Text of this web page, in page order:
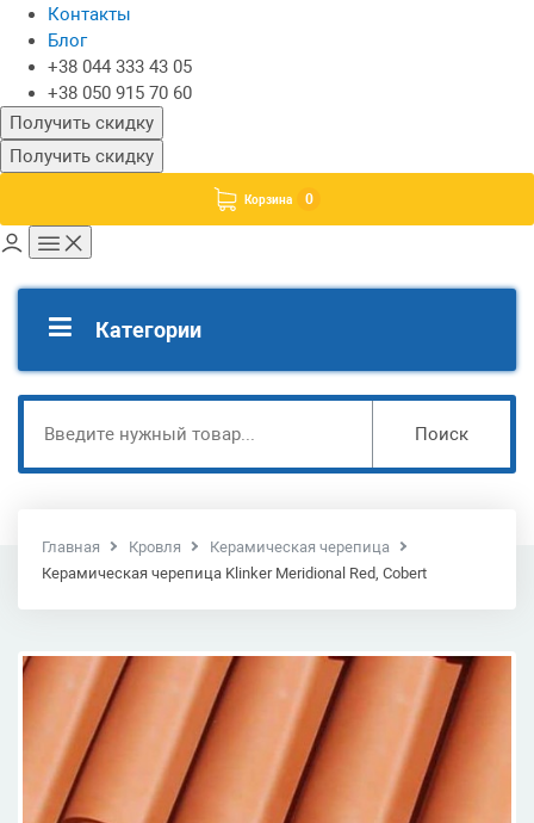
Контакты
Блог
+38 044 333 43 05
+38 050 915 70 60
Получить скидку
Получить скидку
Корзина 0
Категории
Поиск
Главная Кровля
Керамическая черепица
Керамическая черепица Klinker Meridional Red, Cobert